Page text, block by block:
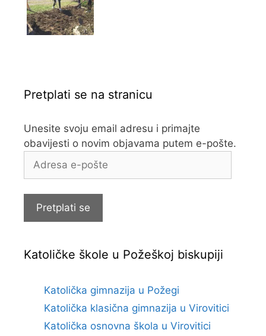
Pretplati se na stranicu
Unesite svoju email adresu i primajte
obavijesti o novim objavama putem e-pošte.
e-
Pretplati se
Katoličke škole u Požeškoj biskupiji
Katolička gimnazija u Požegi
Katolička klasična gimnazija u Virovitici
Katolička osnovna škola u Virovitici